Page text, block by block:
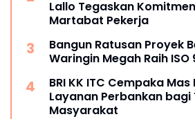
Lallo Tegaskan
Martabat Pekerja
Bangun Ratusan Proyek
Waringin Megah Raih ISO
BRI KK ITC Cempaka
Layanan Perbankan
Masyarakat